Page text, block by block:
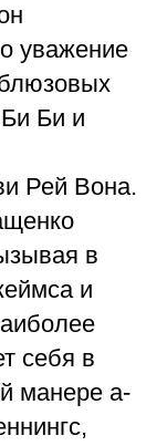
уважение
Би и
Рей Вона.
в
и
себя в
манере а-